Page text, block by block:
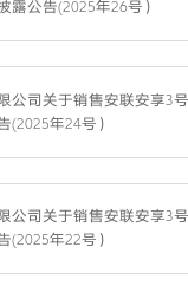
露公告(2025年26号）
公司关于销售安联安享3
(2025年24号）
公司关于销售安联安享3
(2025年22号）